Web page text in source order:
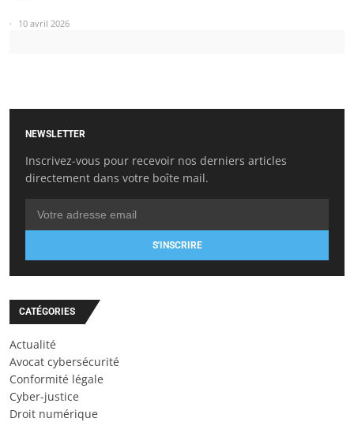
10 avril 2026
NEWSLETTER
Inscrivez-vous pour recevoir nos derniers articles
directement dans votre boîte mail.
S'INSCRIRE
CATÉGORIES
Actualité
Avocat cybersécurité
Conformité légale
Cyber-justice
Droit numérique